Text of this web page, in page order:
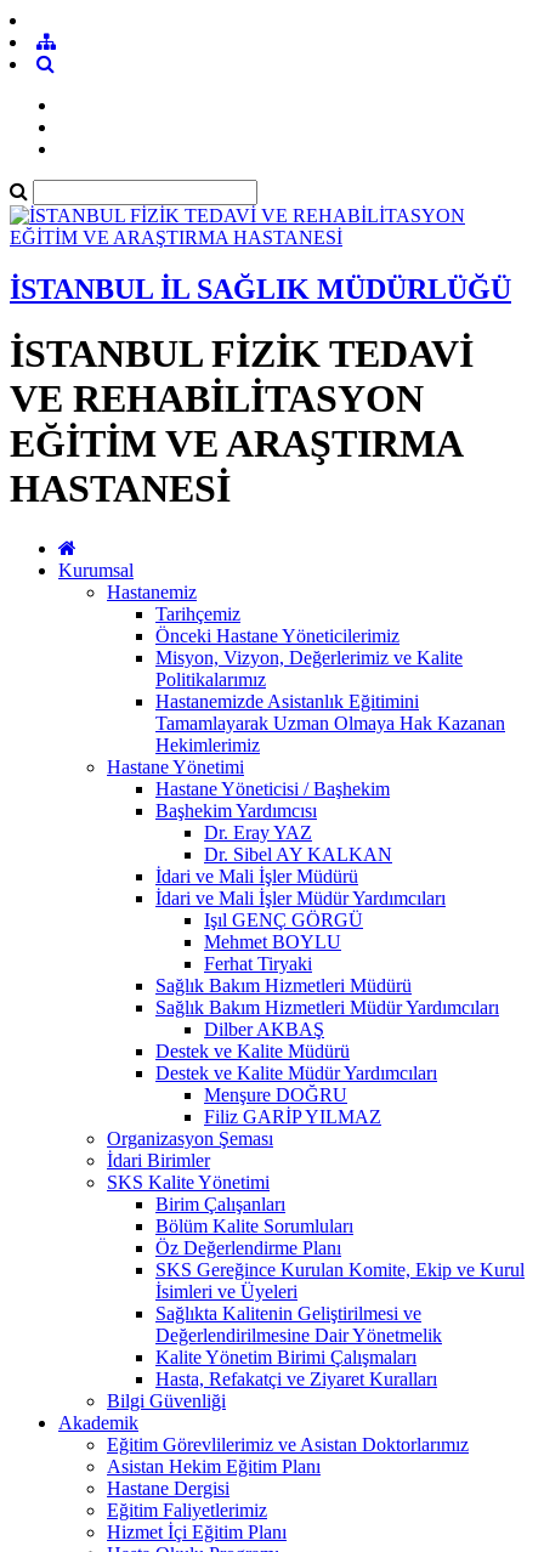
İSTANBUL İL SAĞLIK MÜDÜRLÜĞÜ
İSTANBUL FİZİK TEDAVİ
VE REHABİLİTASYON
EĞİTİM VE ARAŞTIRMA
HASTANESİ
Kurumsal
Hastanemiz
Tarihçemiz
Önceki Hastane Yöneticilerimiz
Misyon, Vizyon, Değerlerimiz ve Kalite
Politikalarımız
Hastanemizde Asistanlık Eğitimini
Tamamlayarak Uzman Olmaya Hak Kazanan
Hekimlerimiz
Hastane Yönetimi
Hastane Yöneticisi / Başhekim
Başhekim Yardımcısı
Dr. Eray YAZ
Dr. Sibel AY KALKAN
İdari ve Mali İşler Müdürü
İdari ve Mali İşler Müdür Yardımcıları
Işıl GENÇ GÖRGÜ
Mehmet BOYLU
Ferhat Tiryaki
Sağlık Bakım Hizmetleri Müdürü
Sağlık Bakım Hizmetleri Müdür Yardımcıları
Dilber AKBAŞ
Destek ve Kalite Müdürü
Destek ve Kalite Müdür Yardımcıları
Menşure DOĞRU
Filiz GARİP YILMAZ
Organizasyon Şeması
İdari Birimler
SKS Kalite Yönetimi
Birim Çalışanları
Bölüm Kalite Sorumluları
Öz Değerlendirme Planı
SKS Gereğince Kurulan Komite, Ekip ve Kurul
İsimleri ve Üyeleri
Sağlıkta Kalitenin Geliştirilmesi ve
Değerlendirilmesine Dair Yönetmelik
Kalite Yönetim Birimi Çalışmaları
Hasta, Refakatçi ve Ziyaret Kuralları
Bilgi Güvenliği
Akademik
Eğitim Görevlilerimiz ve Asistan Doktorlarımız
Asistan Hekim Eğitim Planı
Hastane Dergisi
Eğitim Faliyetlerimiz
Hizmet İçi Eğitim Planı